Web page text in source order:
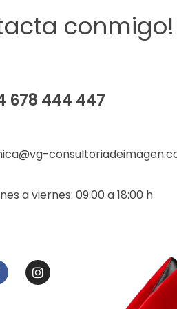
conmigo!
678 444 447
a viernes: 09:00 a 18:00 h